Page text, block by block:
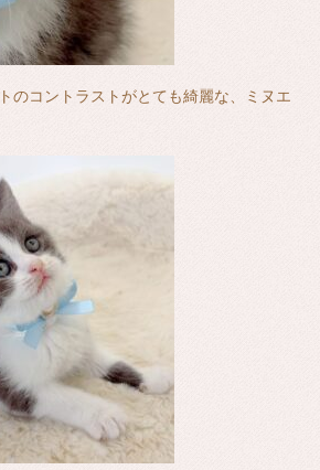
のコントラストがとても綺麗な、ミヌエ